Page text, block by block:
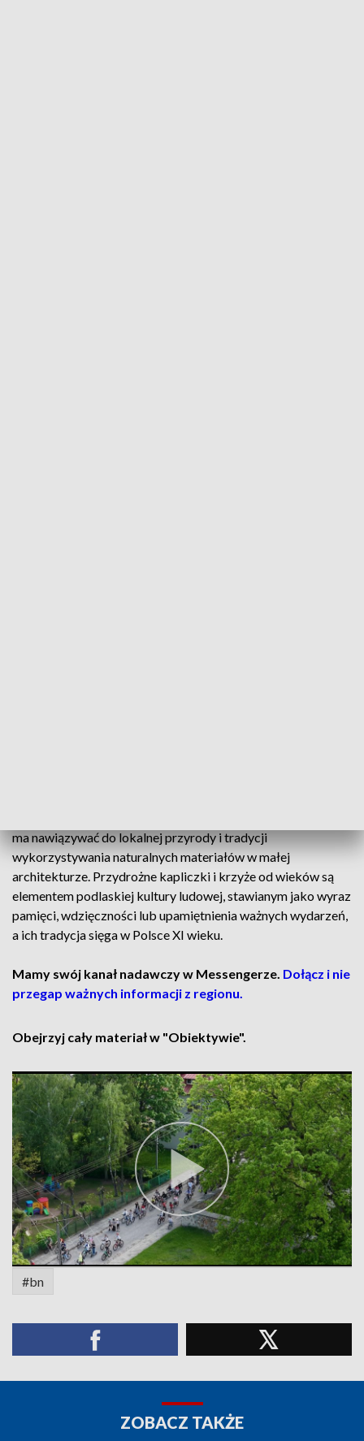
ma nawiązywać do lokalnej przyrody i tradycji
wykorzystywania naturalnych materiałów w małej
architekturze. Przydrożne kapliczki i krzyże od wieków są
elementem podlaskiej kultury ludowej, stawianym jako wyraz
pamięci, wdzięczności lub upamiętnienia ważnych wydarzeń,
a ich tradycja sięga w Polsce XI wieku.
Mamy swój kanał nadawczy w Messengerze. Dołącz i nie
przegap ważnych informacji z regionu.
Obejrzyj cały materiał w "Obiektywie".
#bn
ZOBACZ TAKŻE